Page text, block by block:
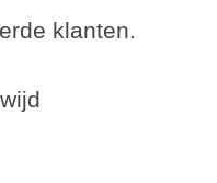
klanten.